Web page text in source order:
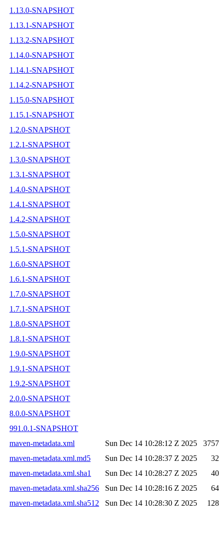
1.13.0-SNAPSHOT
1.13.1-SNAPSHOT
1.13.2-SNAPSHOT
1.14.0-SNAPSHOT
1.14.1-SNAPSHOT
1.14.2-SNAPSHOT
1.15.0-SNAPSHOT
1.15.1-SNAPSHOT
1.2.0-SNAPSHOT
1.2.1-SNAPSHOT
1.3.0-SNAPSHOT
1.3.1-SNAPSHOT
1.4.0-SNAPSHOT
1.4.1-SNAPSHOT
1.4.2-SNAPSHOT
1.5.0-SNAPSHOT
1.5.1-SNAPSHOT
1.6.0-SNAPSHOT
1.6.1-SNAPSHOT
1.7.0-SNAPSHOT
1.7.1-SNAPSHOT
1.8.0-SNAPSHOT
1.8.1-SNAPSHOT
1.9.0-SNAPSHOT
1.9.1-SNAPSHOT
1.9.2-SNAPSHOT
2.0.0-SNAPSHOT
8.0.0-SNAPSHOT
991.0.1-SNAPSHOT
maven-metadata.xml
Sun Dec 14 10:28:12 Z 2025
3757
maven-metadata.xml.md5
Sun Dec 14 10:28:37 Z 2025
32
maven-metadata.xml.sha1
Sun Dec 14 10:28:27 Z 2025
40
maven-metadata.xml.sha256
Sun Dec 14 10:28:16 Z 2025
64
maven-metadata.xml.sha512
Sun Dec 14 10:28:30 Z 2025 128